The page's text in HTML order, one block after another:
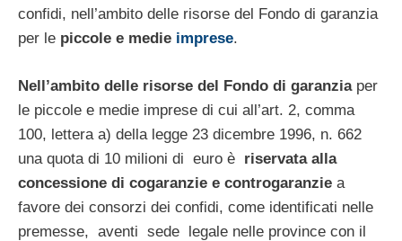
confidi, nell’ambito delle risorse del Fondo di garanzia
per le piccole e medie imprese.
Nell’ambito delle risorse del Fondo di garanziaper
le piccole e medie imprese di cui all’art. 2, comma
100, lettera a) della legge 23 dicembre 1996, n. 662
una quota di 10 milioni di euro è riservata alla
concessione di cogaranzie e controgaranzie a
favore dei consorzi dei confidi, come identificati nelle
premesse, aventi sede legale nelle province con il